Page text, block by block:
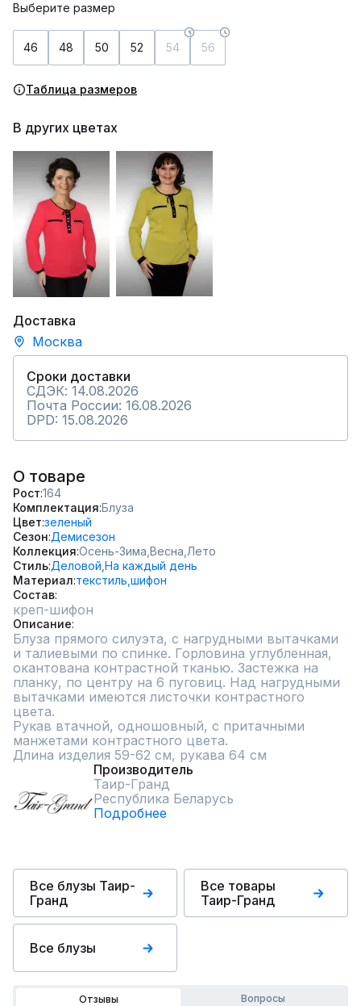
Выберите размер
46 48 50 52 54 56
Таблица размеров
В других цветах
Доставка
Москва
Сроки доставки
СДЭК: 14.08.2026
Почта России: 16.08.2026
DPD: 15.08.2026
О товаре
Рост 164
Комплектация Блуза
Цвет зеленый
Сезон Демисезон
Коллекция Осень-Зима, Весна, Лето
Стиль Деловой, На каждый день
Материал текстиль, шифон
Состав
креп-шифон
Описание
Блуза прямого силуэта, с нагрудными вытачками
и талиевыми по спинке. Горловина углубленная,
окантована контрастной тканью. Застежка на
планку, по центру на 6 пуговиц. Над нагрудными
вытачками имеются листочки контрастного
цвета.
Рукав втачной, одношовный, с притачными
манжетами контрастного цвета.
Длина изделия 59-62 см, рукава 64 см
Производитель
Таир-Гранд
Республика Беларусь
Подробнее
Все блузы Таир-
Гранд
Все товары
Таир-Гранд
Все блузы
Отзывы Вопросы